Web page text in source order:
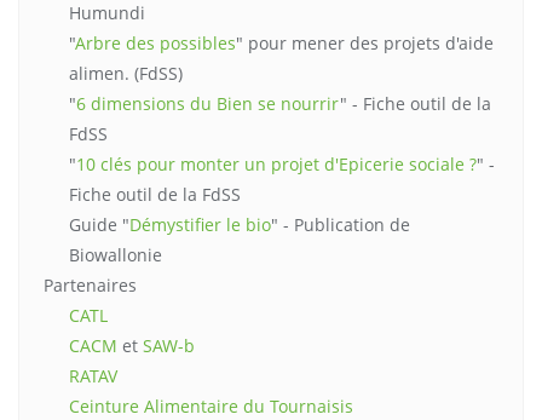
Humundi
"Arbre des possibles" pour mener des projets d'aide
alimen. (FdSS)
"6 dimensions du Bien se nourrir" - Fiche outil de la
FdSS
"10 clés pour monter un projet d'Epicerie sociale ?" -
Fiche outil de la FdSS
Guide "Démystifier le bio" - Publication de
Biowallonie
Partenaires
CATL
CACM et SAW-b
RATAV
Ceinture Alimentaire du Tournaisis